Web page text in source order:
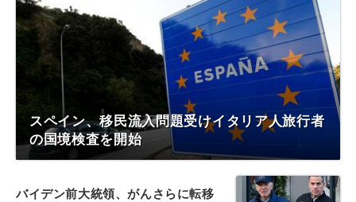
スペイン、移民流入問題受けイタリア人旅行者
の国境検査を開始
バイデン前大統領、がんさらに転移